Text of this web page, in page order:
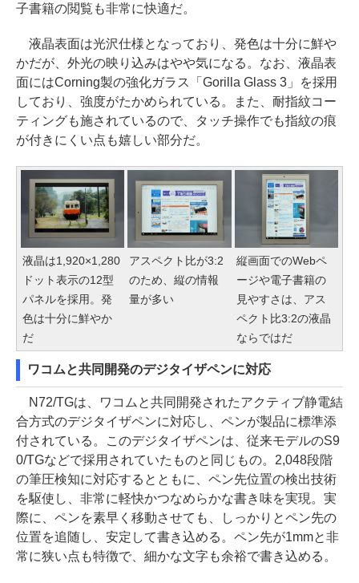
子書籍の閲覧も非常に快適だ。
液晶表面は光沢仕様となっており、発色は十分に鮮や
かだが、外光の映り込みはやや気になる。なお、液晶表
面にはCorning製の強化ガラス「Gorilla Glass 3」を採用
しており、強度がたかめられている。また、耐指紋コー
ティングも施されているので、タッチ操作でも指紋の痕
が付きにくい点も嬉しい部分だ。
液晶は1,920×1,280
ドット表示の12型
パネルを採用。発
色は十分に鮮やか
だ
アスペクト比が3:2
のため、縦の情報
量が多い
縦画面でのWebペ
ージや電子書籍の
見やすさは、アス
ペクト比3:2の液晶
ならではだ
ワコムと共同開発のデジタイザペンに対応
N72/TGは、ワコムと共同開発されたアクティブ静電結
合方式のデジタイザペンに対応し、ペンが製品に標準添
付されている。このデジタイザペンは、従来モデルのS9
0/TGなどで採用されていたものと同じもの。2,048段階
の筆圧検知に対応するとともに、ペン先位置の検出技術
を駆使し、非常に軽快かつなめらかな書き味を実現。実
際に、ペンを素早く移動させても、しっかりとペン先の
位置を追随し、安定して書き込める。ペン先が1mmと非
常に狭い点も特徴で、細かな文字も余裕で書き込める。